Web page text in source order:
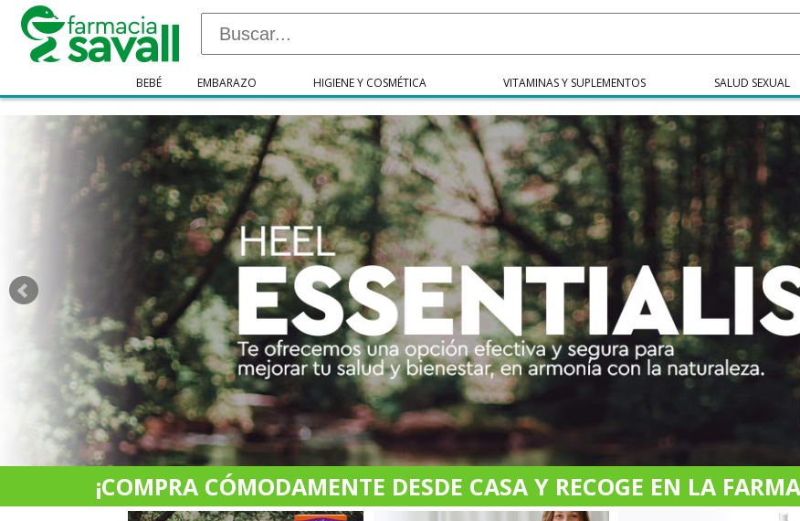
BEBÉ EMBARAZO HIGIENE Y COSMÉTICA VITAMINAS Y SUPLEMENTOS SALUD SEXUAL
¡COMPRA CÓMODAMENTE DESDE CASA Y RECOGE EN LA